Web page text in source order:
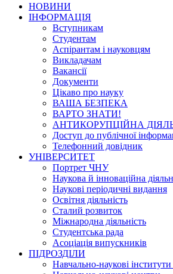
НОВИНИ
ІНФОРМАЦІЯ
Вступникам
Студентам
Аспірантам і науковцям
Викладачам
Вакансії
Документи
Цікаво про науку
ВАША БЕЗПЕКА
ВАРТО ЗНАТИ!
АНТИКОРУПЦІЙНА
Доступ до публічної
Телефонний довідник
УНІВЕРСИТЕТ
Портрет ЧНУ
Наукова й інноваційна
Наукові періодичні видання
Освітня діяльність
Сталий розвиток
Міжнародна діяльність
Студентська рада
Асоціація випускників
ПІДРОЗДІЛИ
Навчально-наукові